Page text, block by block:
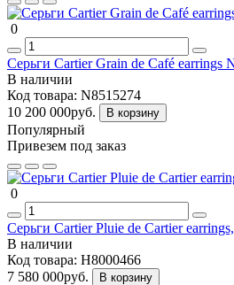
0
Серьги Cartier Grain de Café earrings
В наличии
Код товара: N8515274
10 200 000руб.
В корзину
Популярный
Привезем под заказ
0
Серьги Cartier Pluie de Cartier
В наличии
Код товара: H8000466
7 580 000руб.
В корзину